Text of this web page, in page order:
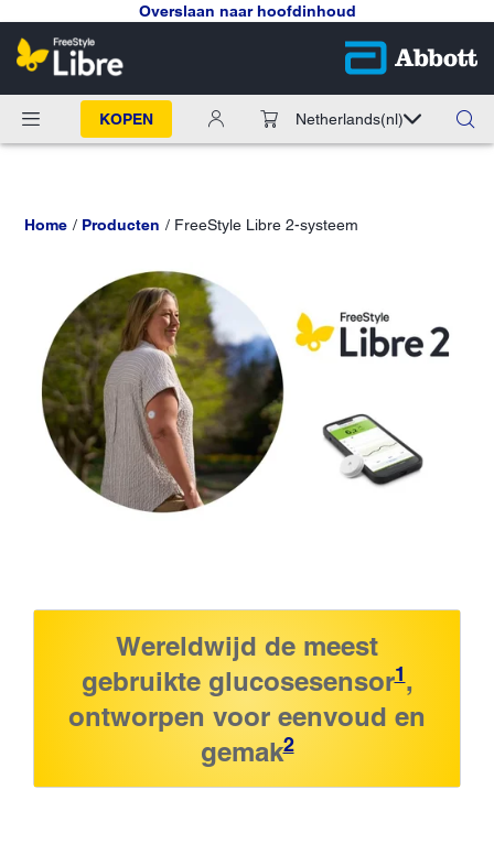
Overslaan naar hoofdinhoud
KOPEN Netherlands(nl)
Home Producten FreeStyle Libre 2-systeem
Wereldwijd de meest
gebruikte glucosesensor1,
ontworpen voor eenvoud en
gemak2